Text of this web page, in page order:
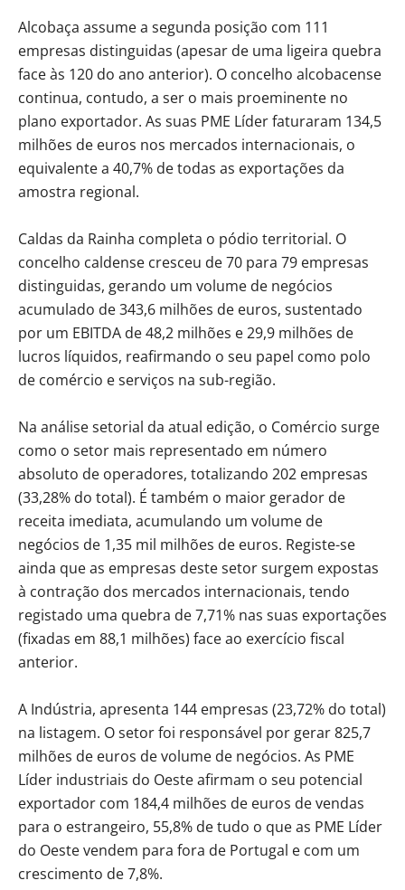
Alcobaça assume a segunda posição com 111
empresas distinguidas (apesar de uma ligeira quebra
face às 120 do ano anterior). O concelho alcobacense
continua, contudo, a ser o mais proeminente no
plano exportador. As suas PME Líder faturaram 134,5
milhões de euros nos mercados internacionais, o
equivalente a 40,7% de todas as exportações da
amostra regional.
Caldas da Rainha completa o pódio territorial. O
concelho caldense cresceu de 70 para 79 empresas
distinguidas, gerando um volume de negócios
acumulado de 343,6 milhões de euros, sustentado
por um EBITDA de 48,2 milhões e 29,9 milhões de
lucros líquidos, reafirmando o seu papel como polo
de comércio e serviços na sub-região.
Na análise setorial da atual edição, o Comércio surge
como o setor mais representado em número
absoluto de operadores, totalizando 202 empresas
(33,28% do total). É também o maior gerador de
receita imediata, acumulando um volume de
negócios de 1,35 mil milhões de euros. Registe-se
ainda que as empresas deste setor surgem expostas
à contração dos mercados internacionais, tendo
registado uma quebra de 7,71% nas suas exportações
(fixadas em 88,1 milhões) face ao exercício fiscal
anterior.
A Indústria, apresenta 144 empresas (23,72% do total)
na listagem. O setor foi responsável por gerar 825,7
milhões de euros de volume de negócios. As PME
Líder industriais do Oeste afirmam o seu potencial
exportador com 184,4 milhões de euros de vendas
para o estrangeiro, 55,8% de tudo o que as PME Líder
do Oeste vendem para fora de Portugal e com um
crescimento de 7,8%.